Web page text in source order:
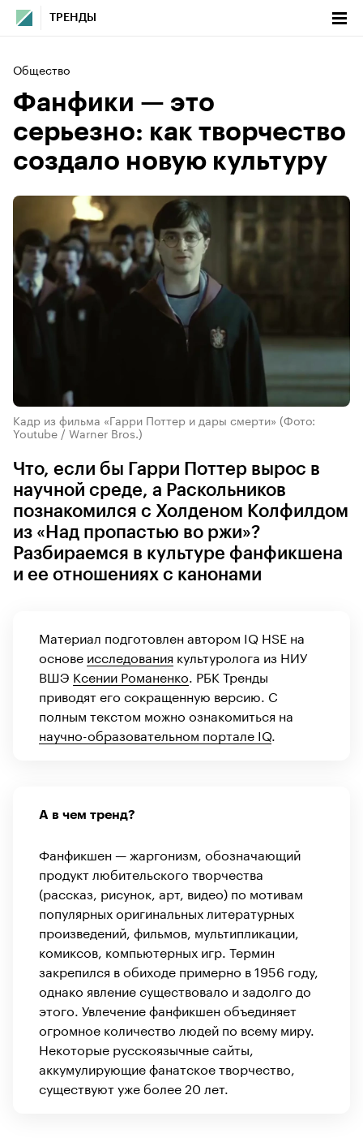
ТРЕНДЫ
Общество
Фанфики — это
серьезно: как творчество
создало новую культуру
Кадр из фильма «Гарри Поттер и дары смерти» (Фото:
Youtube / Warner Bros.)
Что, если бы Гарри Поттер вырос в
научной среде, а Раскольников
познакомился с Холденом Колфилдом
из «Над пропастью во ржи»?
Разбираемся в культуре фанфикшена
и ее отношениях с канонами
Материал подготовлен автором IQ HSE на
основе исследования культуролога из НИУ
ВШЭ Ксении Романенко . РБК Тренды
приводят его сокращенную версию. С
полным текстом можно ознакомиться на
научно-образовательном портале IQ.
А в чем тренд?
Фанфикшен — жаргонизм, обозначающий
продукт любительского творчества
(рассказ, рисунок, арт, видео) по мотивам
популярных оригинальных литературных
произведений, фильмов, мультипликации,
комиксов, компьютерных игр. Термин
закрепился в обиходе примерно в 1956 году,
однако явление существовало и задолго до
этого. Увлечение фанфикшен объединяет
огромное количество людей по всему миру.
Некоторые русскоязычные сайты,
аккумулирующие фанатское творчество,
существуют уже более 20 лет.